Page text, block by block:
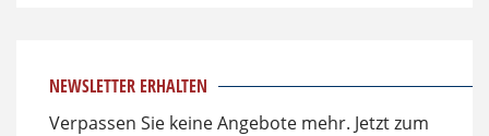
NEWSLETTER ERHALTEN
Verpassen Sie keine Angebote mehr. Jetzt zum